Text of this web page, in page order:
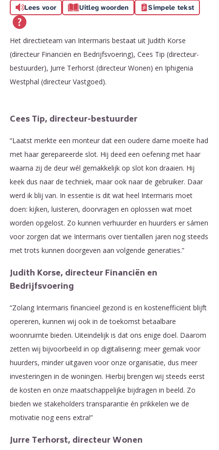
Lees voor Uitleg woorden Simpele tekst
Het directieteam van Intermaris bestaat uit Judith Korse
(directeur Financiën en Bedrijfsvoering), Cees Tip (directeur-
bestuurder), Jurre Terhorst (directeur Wonen) en Iphigenia
Westphal (directeur Vastgoed).
Cees Tip, directeur-bestuurder
“Laatst merkte een monteur dat een oudere dame moeite had
met haar gerepareerde slot. Hij deed een oefening met haar
waarna zij de deur wél gemakkelijk op slot kon draaien. Hij
keek dus naar de techniek, maar ook naar de gebruiker. Daar
werd ik blij van. In essentie is dit wat heel Intermaris moet
doen: kijken, luisteren, doorvragen en oplossen wat moet
worden opgelost. Zo kunnen verhuurder en huurders er sámen
voor zorgen dat we Intermaris over tientallen jaren nog steeds
met trots kunnen doorgeven aan volgende generaties.”
Judith Korse, directeur Financiën en
Bedrijfsvoering
“Zolang Intermaris financieel gezond is en kostenefficiënt blijft
opereren, kunnen wij ook in de toekomst betaalbare
woonruimte bieden. Uiteindelijk is dat ons enige doel. Daarom
zetten wij bijvoorbeeld in op digitalisering: meer gemak voor
huurders, minder uitgaven voor onze organisatie, dus meer
investeringen in de woningen. Hierbij brengen wij steeds eerst
de kosten en onze maatschappelijke bijdragen in beeld. Zo
bieden we stakeholders transparantie én prikkelen we de
motivatie nog eens extra!”
Jurre Terhorst, directeur Wonen